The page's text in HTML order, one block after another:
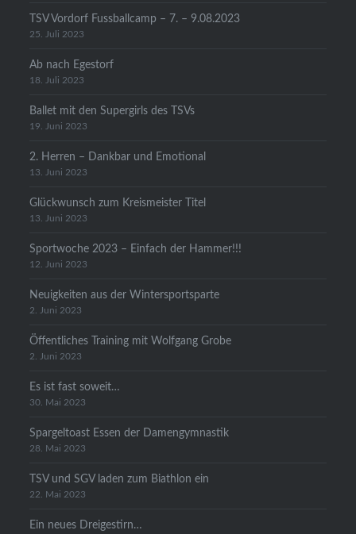
TSV Vordorf Fussballcamp – 7. – 9.08.2023
25. Juli 2023
Ab nach Egestorf
18. Juli 2023
Ballet mit den Supergirls des TSVs
19. Juni 2023
2. Herren – Dankbar und Emotional
13. Juni 2023
Glückwunsch zum Kreismeister Titel
13. Juni 2023
Sportwoche 2023 – Einfach der Hammer!!!
12. Juni 2023
Neuigkeiten aus der Wintersportsparte
2. Juni 2023
Öffentliches Training mit Wolfgang Grobe
2. Juni 2023
Es ist fast soweit…
30. Mai 2023
Spargeltoast Essen der Damengymnastik
28. Mai 2023
TSV und SGV laden zum Biathlon ein
22. Mai 2023
Ein neues Dreigestirn…